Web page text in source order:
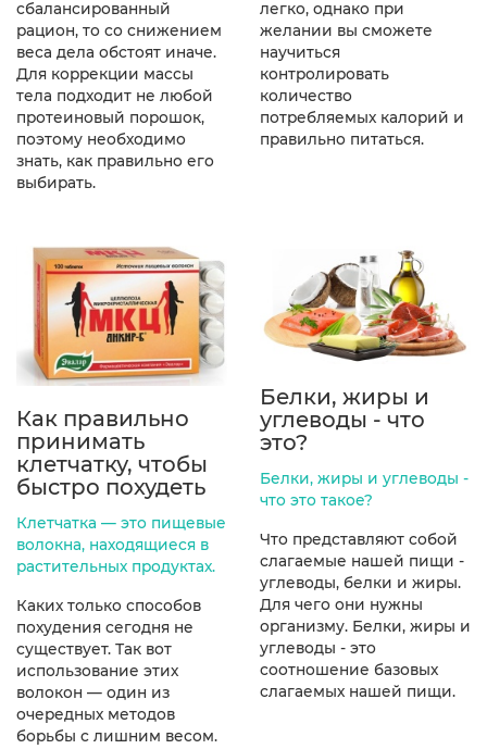
сбалансированный
рацион, то со снижением
веса дела обстоят иначе.
Для коррекции массы
тела подходит не любой
протеиновый порошок,
поэтому необходимо
знать, как правильно его
выбирать.
легко, однако при
желании вы сможете
научиться
контролировать
количество
потребляемых калорий и
правильно питаться.
Как правильно
принимать
клетчатку, чтобы
быстро похудеть
Клетчатка — это пищевые
волокна, находящиеся в
растительных продуктах.
Каких только способов
похудения сегодня не
существует. Так вот
использование этих
волокон — один из
очередных методов
борьбы с лишним весом.
Белки, жиры и
углеводы - что
это?
Белки, жиры и углеводы -
что это такое?
Что представляют собой
слагаемые нашей пищи -
углеводы, белки и жиры.
Для чего они нужны
организму. Белки, жиры и
углеводы - это
соотношение базовых
слагаемых нашей пищи.